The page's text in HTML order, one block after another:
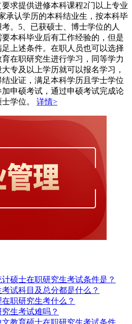
求提供进修本科课程2门以上专业
承认学历的本科结业生，按本科毕
。5、已获硕士、博士学位的人
本科毕业后有工作经验的，但是
上述条件。在职人员也可以选择
在职研究生进行学习，同等学力
专及以上学历就可以报名学习，
业证，满足本科学历且学士学位
申硕考试，通过申硕考试完成论
学位。 详情>
硕士在职研究生考试条件是？
试科目及总分都是什么？
职研究生考什么？
生考试难吗？
教育硕士在职研究生考试条件